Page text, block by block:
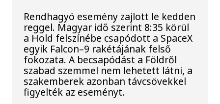
Rendhagyó esemény zajlott le kedden
reggel. Magyar idő szerint 8:35 körül
a Hold felszínébe csapódott a SpaceX
egyik Falcon–9 rakétájának felső
fokozata. A becsapódást a Földről
szabad szemmel nem lehetett látni, a
szakemberek azonban távcsövekkel
figyelték az eseményt.